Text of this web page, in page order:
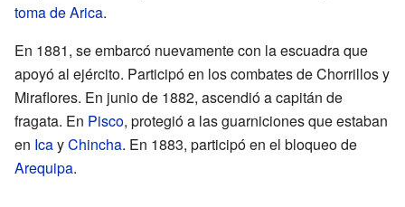
toma de Arica.
En 1881, se embarcó nuevamente con la escuadra que
apoyó al ejército. Participó en los combates de Chorrillos y
Miraflores. En junio de 1882, ascendió a capitán de
fragata. En Pisco, protegió a las guarniciones que estaban
en IcayChincha. En 1883, participó en el bloqueo de
Arequipa.